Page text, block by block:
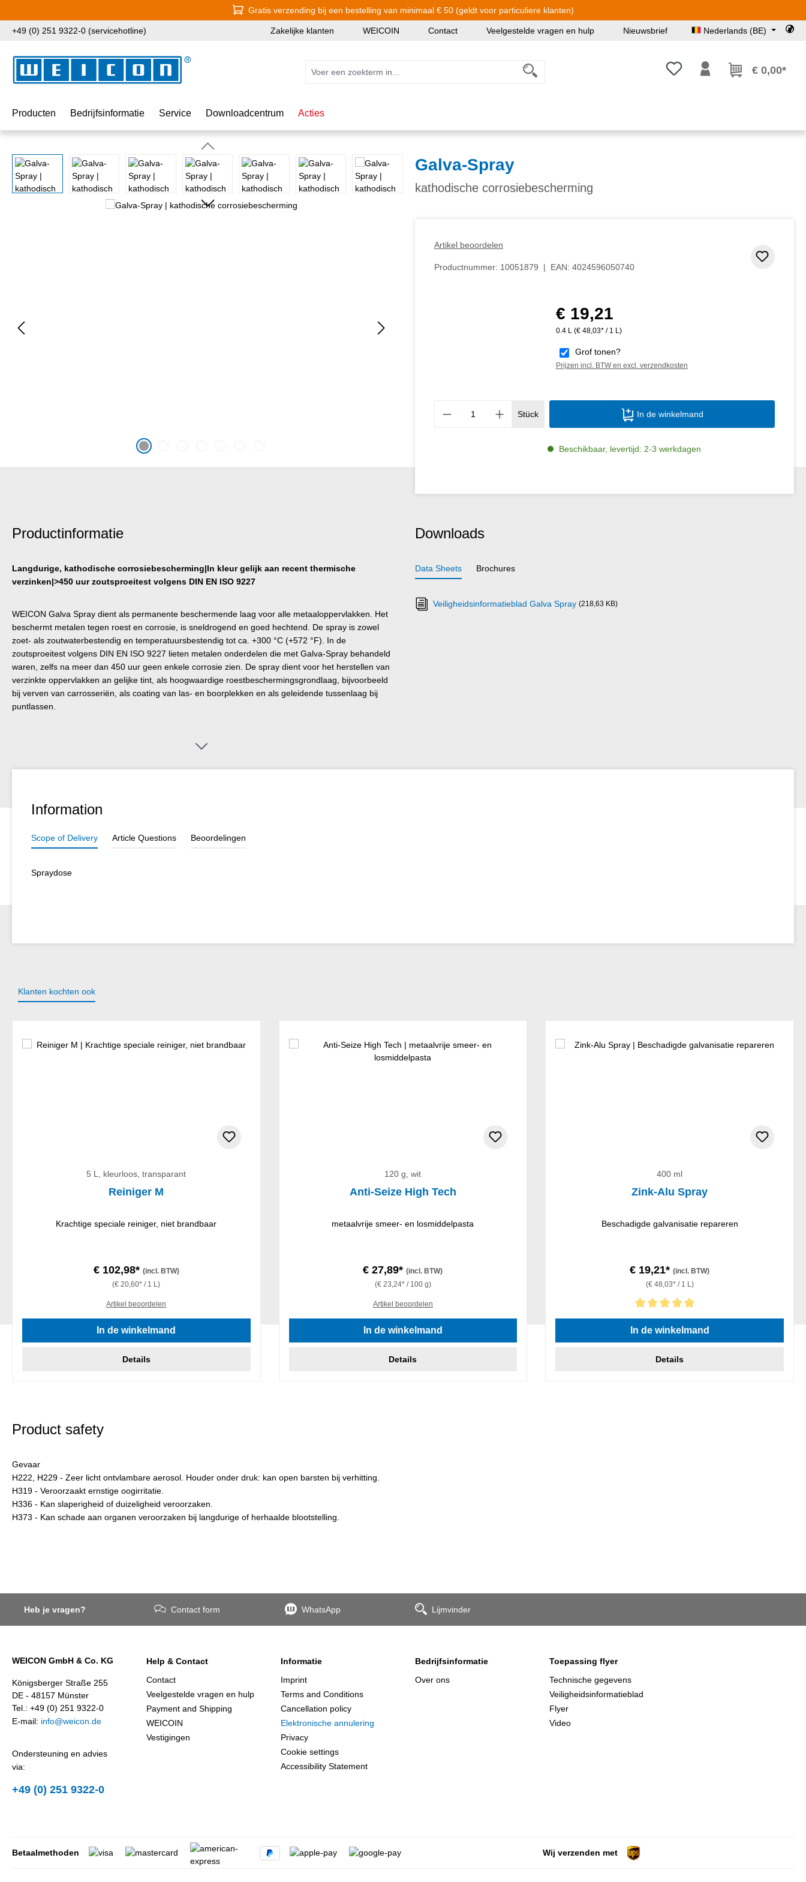
Gratis verzending bij een bestelling van minimaal € 50 (geldt voor particuliere klanten)
+49 (0) 251 9322-0 (servicehotline) Zakelijke klanten WEICOIN Contact Veelgestelde vragen en hulp Nieuwsbrief Nederlands (BE)
Je hebt 0 items op je€ 0,00*
Producten Bedrijfsinformatie Service Downloadcentrum Acties
Afbeeldingengalerij overslaan Galva-Spray
kathodische corrosiebescherming
Artikel beoordelen
Productnummer: 10051879 | EAN: 4024596050740
Normale prijs:
€ 19,21
0.4 L (€ 48,03* / 1 L)
Grof tonen?
Prijzen incl. BTW en excl. verzendkosten
Producthoeveelheid: Voer de gewenste
Stück In de winkelmand
Beschikbaar, levertijd: 2-3 werkdagen
Productinformatie
Langdurige, kathodische corrosiebescherming|In kleur gelijk aan recent thermische
verzinken|>450 uur zoutsproeitest volgens DIN EN ISO 9227
WEICON Galva Spray dient als permanente beschermende laag voor alle metaaloppervlakken. Het
beschermt metalen tegen roest en corrosie, is sneldrogend en goed hechtend. De spray is zowel
zoet- als zoutwaterbestendig en temperatuursbestendig tot ca. +300 °C (+572 °F). In de
zoutsproeitest volgens DIN EN ISO 9227 lieten metalen onderdelen die met Galva-Spray behandeld
waren, zelfs na meer dan 450 uur geen enkele corrosie zien. De spray dient voor het herstellen van
verzinkte oppervlakken an gelijke tint, als hoogwaardige roestbeschermingsgrondlaag, bijvoorbeeld
bij verven van carrosseriën, als coating van las- en boorplekken en als geleidende tussenlaag bij
puntlassen.
Downloads
Data Sheets Brochures
Veiligheidsinformatieblad Galva Spray (218,63 KB)
Information
Scope of Delivery Article Questions Beoordelingen
Spraydose
Klanten kochten ook
5 L, kleurloos, transparant
Reiniger M
Krachtige speciale reiniger, niet brandbaar
€ 102,98* (incl. BTW)
(€ 20,60* / 1 L)
Artikel beoordelen
In de winkelmand
Details
120 g, wit
Anti-Seize High Tech
metaalvrije smeer- en losmiddelpasta
€ 27,89*(incl. BTW)
(€ 23,24* / 100 g)
Artikel beoordelen
In de winkelmand
Details
400 ml
Zink-Alu Spray
Beschadigde galvanisatie repareren
€ 19,21*(incl. BTW)
(€ 48,03* / 1 L)
Gemiddelde waardering van 5 van 5 sterren
In de winkelmand
Details
Product safety
Gevaar
H222, H229 - Zeer licht ontvlambare aerosol. Houder onder druk: kan open barsten bij verhitting.
H319 - Veroorzaakt ernstige oogirritatie.
H336 - Kan slaperigheid of duizeligheid veroorzaken.
H373 - Kan schade aan organen veroorzaken bij langdurige of herhaalde blootstelling.
Heb je vragen? Contact form WhatsApp Lijmvinder
WEICON GmbH & Co. KG
Königsberger Straße 255
DE - 48157 Münster
Tel.: +49 (0) 251 9322-0
E-mail: info@weicon.de
Ondersteuning en advies
via:
+49 (0) 251 9322-0
Help & Contact
Contact
Veelgestelde vragen en hulp
Payment and Shipping
WEICOIN
Vestigingen
Informatie
Imprint
Terms and Conditions
Cancellation policy
Elektronische annulering
Privacy
Cookie settings
Accessibility Statement
Bedrijfsinformatie
Over ons
Toepassing flyer
Technische gegevens
Veiligheidsinformatieblad
Flyer
Video
Betaalmethoden Wij verzenden met